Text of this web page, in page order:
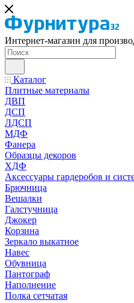
Интернет-магазин для
Каталог
Плитные материалы
ДВП
ДСП
ЛДСП
МДФ
Фанера
Образцы декоров
ХДФ
Аксессуары гардеробов и
Брючница
Вешалки
Галстучница
Джокер
Корзина
Зеркало выкатное
Навес
Обувница
Пантограф
Наполнение
Полка сетчатая